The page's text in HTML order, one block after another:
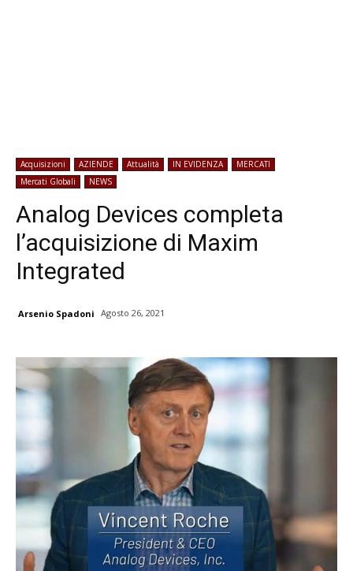
Acquisizioni AZIENDE Attualità IN EVIDENZA
MERCATI
Mercati Globali
NEWS
Analog Devices completa
l’acquisizione di Maxim
Integrated
Arsenio Spadoni Agosto 26, 2021